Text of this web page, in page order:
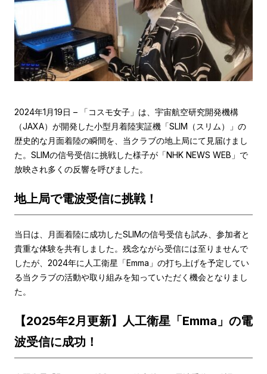
2024年1月19日 – 「コスモ女子」は、宇宙航空研究開発機構
（JAXA）が開発した小型月着陸実証機「SLIM（スリム）」の
歴史的な月面着陸の瞬間を、当クラブの地上局にて見届けまし
た。SLIMの信号受信に挑戦した様子が「NHK NEWS WEB」で
放映され多くの反響を呼びました。
地上局で電波受信に挑戦！
当日は、月面着陸に成功したSLIMの信号受信も試み、参加者と
貴重な体験を共有しました。残念ながら受信には至りませんで
したが、2024年に人工衛星「Emma」の打ち上げを予定してい
る当クラブの活動や取り組みを知っていただく機会となりまし
た。
【2025年2月更新】人工衛星「Emma」の電
波受信に成功！